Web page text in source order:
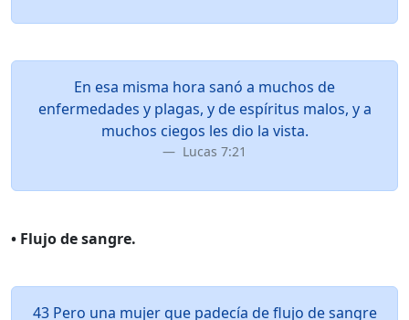
En esa misma hora sanó a muchos de
enfermedades y plagas, y de espíritus malos, y a
muchos ciegos les dio la vista.
Lucas 7:21
• Flujo de sangre.
43 Pero una mujer que padecía de flujo de sangre